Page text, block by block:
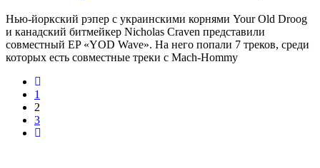
Нью-йоркский рэпер с украинскими корнями Your Old Droog
и канадский битмейкер Nicholas Craven представили
совместный EP «YOD Wave». На него попали 7 треков, среди
которых есть совместные треки с Mach-Hommy
1
2
3